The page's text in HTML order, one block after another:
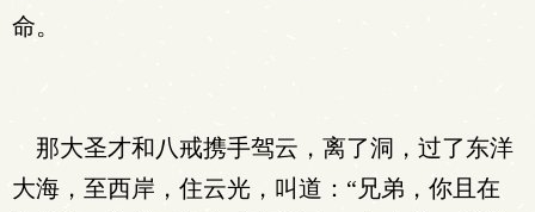
命。
那大圣才和八戒携手驾云，离了洞，过了东洋
大海，至西岸，住云光，叫道：“兄弟，你且在